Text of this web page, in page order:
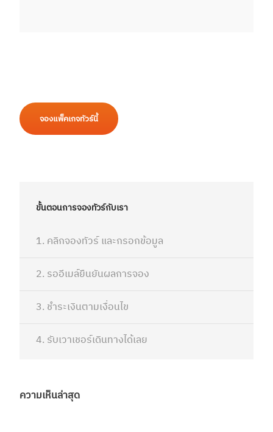
จองแพ็คเกจทัวร์นี้
ขั้นตอนการจองทัวร์กับเรา
1. คลิกจองทัวร์ และกรอกข้อมูล
2. รออีเมล์ยืนยันผลการจอง
3. ชำระเงินตามเงื่อนไข
4. รับเวาเชอร์เดินทางได้เลย
ความเห็นล่าสุด